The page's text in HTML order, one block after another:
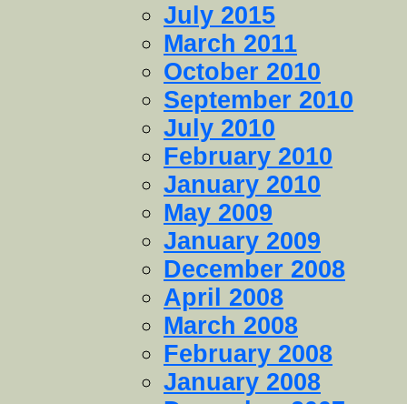
July 2015
March 2011
October 2010
September 2010
July 2010
February 2010
January 2010
May 2009
January 2009
December 2008
April 2008
March 2008
February 2008
January 2008